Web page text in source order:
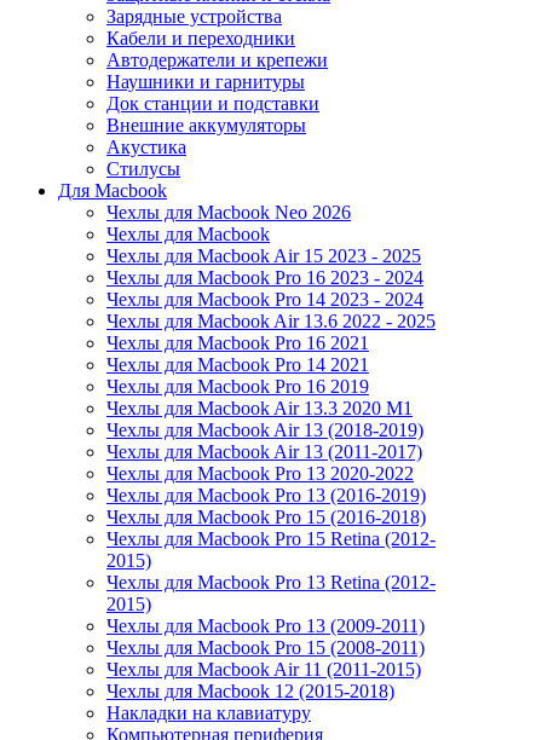
Зарядные устройства
Кабели и переходники
Автодержатели и крепежи
Наушники и гарнитуры
Док станции и подставки
Внешние аккумуляторы
Акустика
Стилусы
Для Macbook
Чехлы для Macbook Neo 2026
Чехлы для Macbook
Чехлы для Macbook Air 15 2023 - 2025
Чехлы для Macbook Pro 16 2023 - 2024
Чехлы для Macbook Pro 14 2023 - 2024
Чехлы для Macbook Air 13.6 2022 - 2025
Чехлы для Macbook Pro 16 2021
Чехлы для Macbook Pro 14 2021
Чехлы для Macbook Pro 16 2019
Чехлы для Macbook Air 13.3 2020 M1
Чехлы для Macbook Air 13 (2018-2019)
Чехлы для Macbook Air 13 (2011-2017)
Чехлы для Macbook Pro 13 2020-2022
Чехлы для Macbook Pro 13 (2016-2019)
Чехлы для Macbook Pro 15 (2016-2018)
Чехлы для Macbook Pro 15 Retina (2012-
2015)
Чехлы для Macbook Pro 13 Retina (2012-
2015)
Чехлы для Macbook Pro 13 (2009-2011)
Чехлы для Macbook Pro 15 (2008-2011)
Чехлы для Macbook Air 11 (2011-2015)
Чехлы для Macbook 12 (2015-2018)
Накладки на клавиатуру
Компьютерная периферия